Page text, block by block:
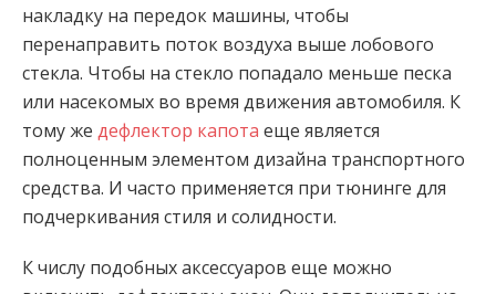
накладку на передок машины, чтобы
перенаправить поток воздуха выше лобового
стекла. Чтобы на стекло попадало меньше песка
или насекомых во время движения автомобиля. К
тому же дефлектор капота еще является
полноценным элементом дизайна транспортного
средства. И часто применяется при тюнинге для
подчеркивания стиля и солидности.
К числу подобных аксессуаров еще можно